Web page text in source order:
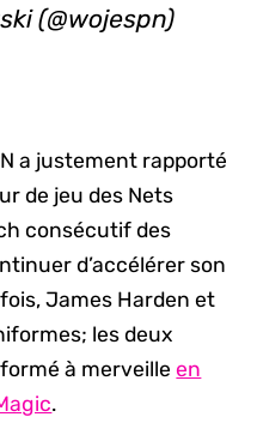
(@wojespn)
a justement rapporté
de jeu des Nets
consécutif des
d’accélérer son
James Harden et
les deux
à merveilleen
.